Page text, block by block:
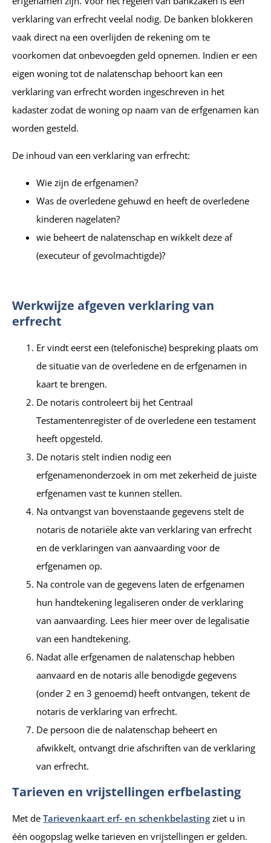
verklaring van erfrecht veelal nodig. De banken blokkeren
vaak direct na een overlijden de rekening om te
voorkomen dat onbevoegden geld opnemen. Indien er een
eigen woning tot de nalatenschap behoort kan een
verklaring van erfrecht worden ingeschreven in het
kadaster zodat de woning op naam van de erfgenamen kan
worden gesteld.
De inhoud van een verklaring van erfrecht:
Wie zijn de erfgenamen?
Was de overledene gehuwd en heeft de overledene
kinderen nagelaten?
wie beheert de nalatenschap en wikkelt deze af
(executeur of gevolmachtigde)?
Werkwijze afgeven verklaring van
erfrecht
Er vindt eerst een (telefonische) bespreking plaats om
de situatie van de overledene en de erfgenamen in
kaart te brengen.
De notaris controleert bij het Centraal
Testamentenregister of de overledene een testament
heeft opgesteld.
De notaris stelt indien nodig een
erfgenamenonderzoek in om met zekerheid de juiste
erfgenamen vast te kunnen stellen.
Na ontvangst van bovenstaande gegevens stelt de
notaris de notariële akte van verklaring van erfrecht
en de verklaringen van aanvaarding voor de
erfgenamen op.
Na controle van de gegevens laten de erfgenamen
hun handtekening legaliseren onder de verklaring
van aanvaarding. Lees hier meer over de legalisatie
van een handtekening.
Nadat alle erfgenamen de nalatenschap hebben
aanvaard en de notaris alle benodigde gegevens
(onder 2 en 3 genoemd) heeft ontvangen, tekent de
notaris de verklaring van erfrecht.
De persoon die de nalatenschap beheert en
afwikkelt, ontvangt drie afschriften van de verklaring
van erfrecht.
Tarieven en vrijstellingen erfbelasting
Met de Tarievenkaart erf- en schenkbelasting ziet u in
één oogopslag welke tarieven en vrijstellingen er gelden.